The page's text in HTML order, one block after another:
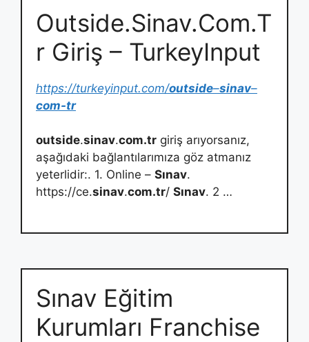
Outside.Sinav.Com.T
r Giriş – TurkeyInput
https://turkeyinput.com/outside–sinav–
com-tr
outside.sinav.com.tr giriş arıyorsanız,
aşağıdaki bağlantılarımıza göz atmanız
yeterlidir:. 1. Online – Sınav.
https://ce.sinav.com.tr/ Sınav. 2 …
Sınav Eğitim
Kurumları Franchise